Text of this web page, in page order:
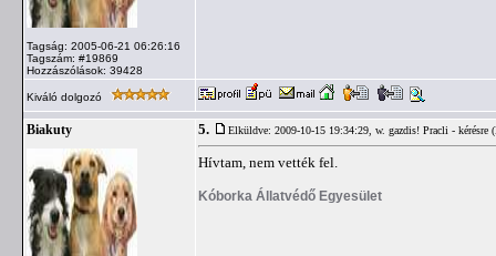
Tagság: 2005-06-21 06:26:16
Tagszám: #19869
Hozzászólások: 39428
Kiváló dolgozó
Biakuty 5. Elküldve: 2009-10-15 19:34:29, w. gazdis! Pracli - kérésre
Hívtam, nem vették fel.
Kóborka Állatvédő Egyesület